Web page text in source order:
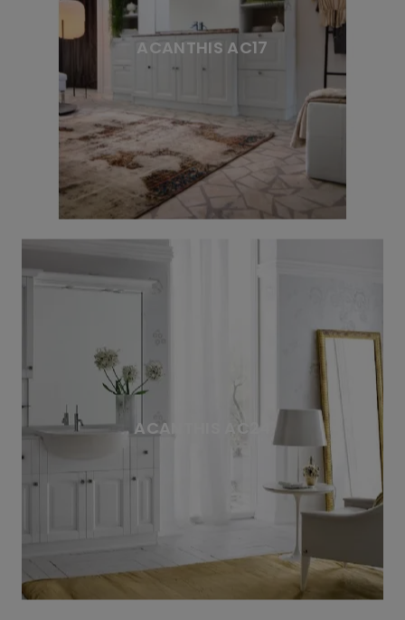
ACANTHIS AC17
ACANTHIS AC24